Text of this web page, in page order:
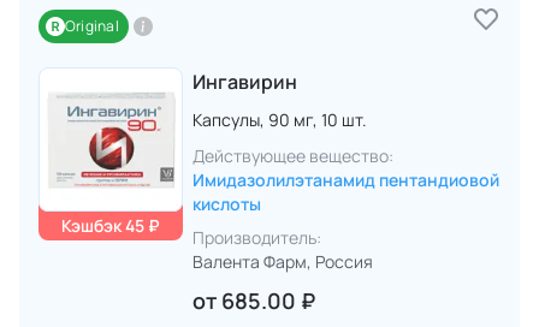
Original
Кэшбэк 45 ₽
Ингавирин
Капсулы, 90 мг, 10 шт.
Действующее вещество:
Имидазолилэтанамид пентандиовой
кислоты
Производитель:
Валента Фарм, Россия
от 685.00 ₽